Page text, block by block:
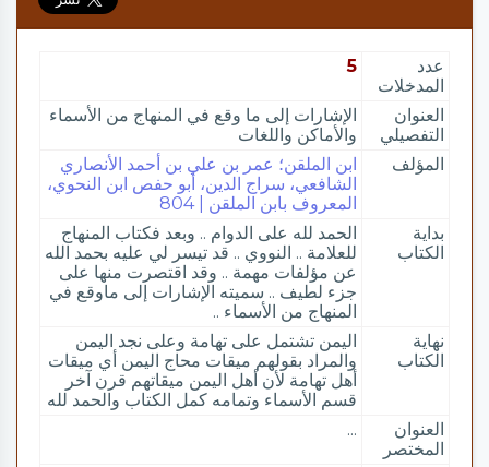
عدد
المدخلات
5
العنوان
التفصيلي
الإشارات إلى ما وقع في المنهاج من الأسماء
والأماكن واللغات
المؤلف
ابن الملقن؛ عمر بن علي بن أحمد الأنصاري
الشافعي، سراج الدين، أبو حفص ابن النحوي،
المعروف بابن الملقن | 804
بداية
الكتاب
الحمد لله على الدوام .. وبعد فكتاب المنهاج
للعلامة .. النووي .. قد تيسر لي عليه بحمد الله
عن مؤلفات مهمة .. وقد اقتصرت منها على
جزء لطيف .. سميته الإشارات إلى ماوقع في
المنهاج من الأسماء ..
نهاية
الكتاب
اليمن تشتمل على تهامة وعلى نجد اليمن
والمراد بقولهم ميقات محاج اليمن أي ميقات
أهل تهامة لأن أهل اليمن ميقاتهم قرن آخر
قسم الأسماء وتمامه كمل الكتاب والحمد لله
العنوان
المختصر
...